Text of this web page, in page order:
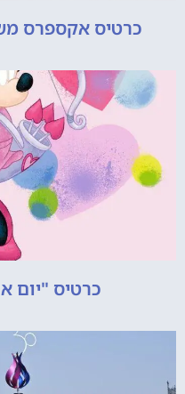
כרטיס אקספרס
כרטיס "יום